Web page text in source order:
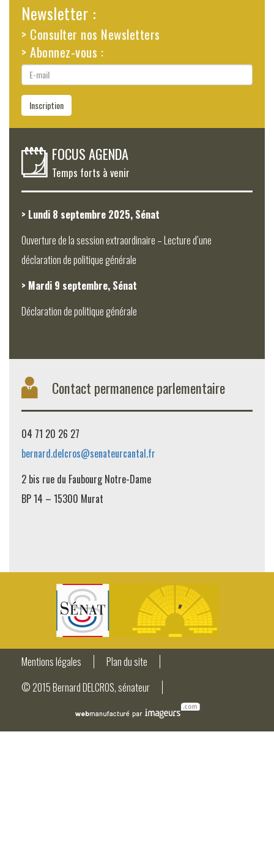
Newsletter :
> Consulter nos Newsletters
> Abonnez-vous :
E-
mail
Inscription
FOCUS AGENDA
Temps forts à venir
> Lundi 8 septembre 2025, Sénat
Ouverture de la session extraordinaire – Lecture d’une
déclaration de politique générale
> Mardi 9 septembre, Sénat
Déclaration de politique générale
Contact permanence parlementaire
04 71 20 26 27
bernard.delcros@senateurcantal.fr
2 bis rue du Faubourg Notre-Dame
BP 14 – 15300 Murat
Mentions légales
Plan du site
© 2015 Bernard DELCROS, sénateur